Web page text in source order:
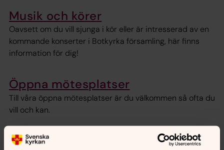
Musik och körer
Oavsett om du vill sjunga i kör eller är intresserad av en
kommande konserter i Botkyrka församling, här finns
information för dig!
Öppna mötesplatser
Till våra öppna mötesplatser är du välkommen så ofta du
vill och kan.
Vila, växa, vandra